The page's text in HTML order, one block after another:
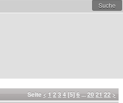
Seite < 1 23 4 [5] 6 ...20 21 22 >